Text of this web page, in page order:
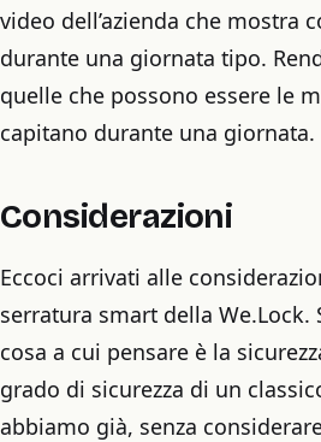
video dell’azienda che mostra
durante una giornata tipo.
quelle che possono essere le
capitano durante una giornata.
Considerazioni
Eccoci arrivati alle
serratura smart della
cosa a cui pensare è la
grado di sicurezza di un
abbiamo già, senza